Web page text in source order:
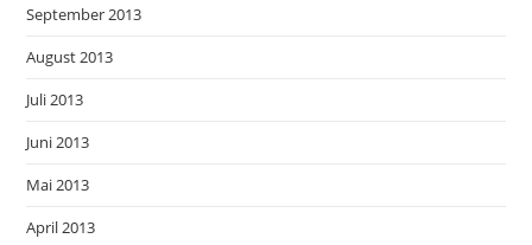
September 2013
August 2013
Juli 2013
Juni 2013
Mai 2013
April 2013